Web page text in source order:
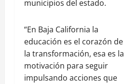
municipios del estado.
“En Baja California la
educación es el corazón de
la transformación, esa es la
motivación para seguir
impulsando acciones que